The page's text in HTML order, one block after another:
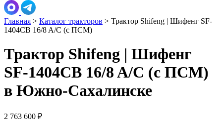
Главная > Каталог тракторов > Трактор Shifeng | Шифенг SF-
1404СB 16/8 A/C (с ПСМ)
Трактор Shifeng | Шифенг
SF-1404СB 16/8 A/C (с ПСМ)
в Южно-Сахалинске
2 763 600 ₽